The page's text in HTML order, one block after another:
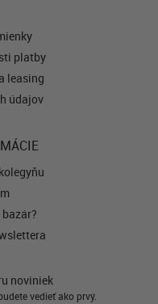
platby
leasing
údajov
noviniek
vedieť ako prvý.